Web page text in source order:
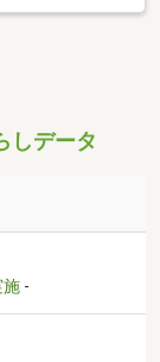
しデータ
施 -